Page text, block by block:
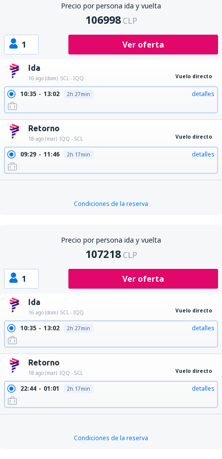
Precio por persona ida y vuelta
106998 CLP
1 Ver oferta
Ida
16 ago (dom) SCL - IQQ Vuelo directo
10:35 13:02 2h 27min detalles
Retorno
18 ago (mar) IQQ - SCL Vuelo directo
09:29 11:46 2h 17min detalles
Condiciones de la reserva
Precio por persona ida y vuelta
107218 CLP
1 Ver oferta
Ida
16 ago (dom) SCL - IQQ Vuelo directo
10:35 13:02 2h 27min detalles
Retorno
18 ago (mar) IQQ - SCL Vuelo directo
22:44 01:01 2h 17min detalles
Condiciones de la reserva